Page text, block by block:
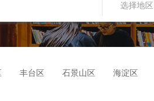
选择地区
丰台区 石景山区 海淀区